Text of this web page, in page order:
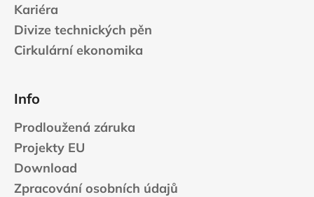
Kariéra
Divize technických pěn
Cirkulární ekonomika
Info
Prodloužená záruka
Projekty EU
Download
Zpracování osobních údajů